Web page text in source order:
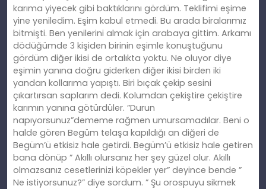
karıma yiyecek gibi baktıklarını gördüm. Teklifimi eşime
yine yeniledim. Eşim kabul etmedi. Bu arada biralarımız
bitmişti. Ben yenilerini almak için arabaya gittim. Arkamı
dödüğümde 3 kişiden birinin eşimle konuştuğunu
gördüm diğer ikisi de ortalıkta yoktu. Ne oluyor diye
eşimin yanına doğru giderken diğer ikisi birden iki
yandan kollarıma yapıştı. Biri bıçak çekip sesini
çıkartırsan saplarım dedi. Kolumdan çekiştire çekiştire
karımın yanına götürdüler. ”Durun
napıyorsunuz”dememe rağmen umursamadılar. Beni o
halde gören Begüm telaşa kapıldığı an diğeri de
Begüm’ü etkisiz hale getirdi. Begüm’ü etkisiz hale getiren
bana dönüp ” Akıllı olursanız her şey güzel olur. Akıllı
olmazsanız cesetlerinizi köpekler yer” deyince bende ”
Ne istiyorsunuz?” diye sordum. ” Şu orospuyu sikmek